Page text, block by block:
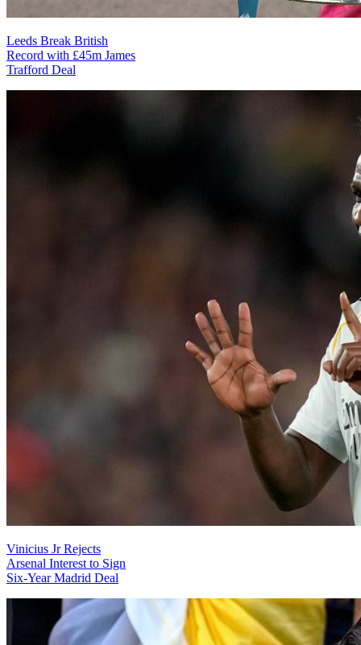
Leeds Break British
Record with £45m James
Trafford Deal
Vinicius Jr Rejects
Arsenal Interest to Sign
Six-Year Madrid Deal